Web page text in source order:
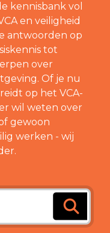
kennisbank vol
en veiligheid
antwoorden op
tot
over
Of je nu
op het VCA-
wil weten over
gewoon
werken - wij